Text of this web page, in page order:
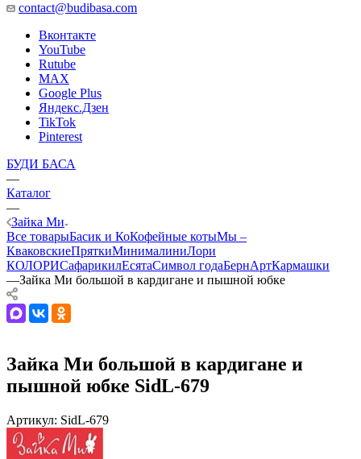
contact@budibasa.com
Вконтакте
YouTube
Rutube
MAX
Google Plus
Яндекс.Дзен
TikTok
Pinterest
БУДИ БАСА
—
Каталог
—
Зайка Ми
Все товарыБасик и КоКофейные котыМы –
КваковскиеПряткиМинималиниЛори
КОЛОРИСафарикилЕсятаСимвол годаБернАртКармашки
—Зайка Ми большой в кардигане и пышной юбке
Зайка Ми большой в кардигане и
пышной юбке SidL-679
Артикул: SidL-679